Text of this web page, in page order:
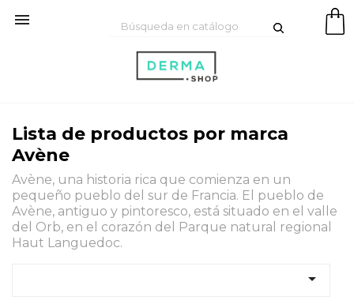

Lista de productos por marca
Avène
Avène, una historia rica que comienza en un
pequeño pueblo del sur de Francia. El pueblo de
Avène, antiguo y pintoresco, está situado en el valle
del Orb, en el corazón del Parque natural regional
Haut Languedoc.
